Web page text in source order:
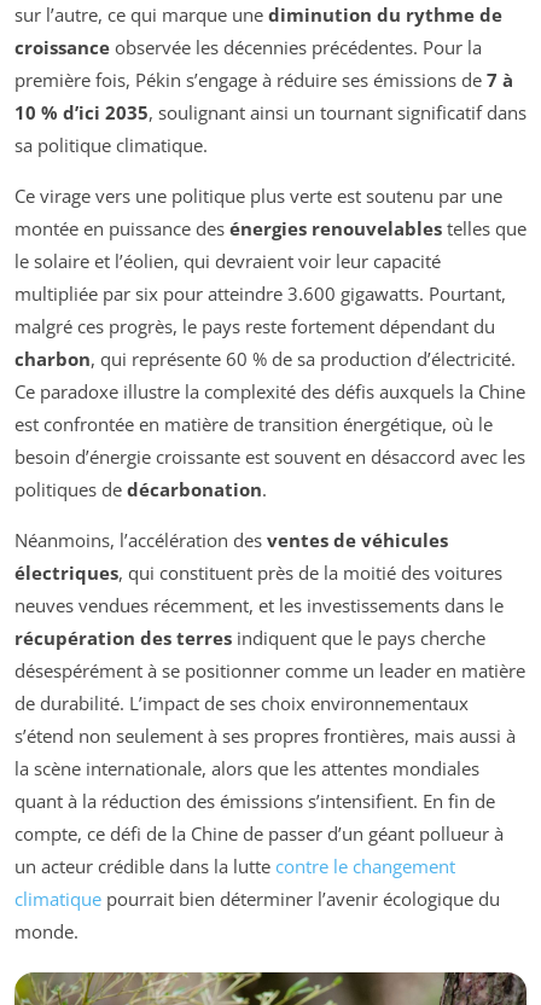
sur l’autre, ce qui marque une diminution du rythme de
croissance observée les décennies précédentes. Pour la
première fois, Pékin s’engage à réduire ses émissions de 7 à
10 % d’ici 2035, soulignant ainsi un tournant significatif dans
sa politique climatique.
Ce virage vers une politique plus verte est soutenu par une
montée en puissance des énergies renouvelables telles que
le solaire et l’éolien, qui devraient voir leur capacité
multipliée par six pour atteindre 3.600 gigawatts. Pourtant,
malgré ces progrès, le pays reste fortement dépendant du
charbon, qui représente 60 % de sa production d’électricité.
Ce paradoxe illustre la complexité des défis auxquels la Chine
est confrontée en matière de transition énergétique, où le
besoin d’énergie croissante est souvent en désaccord avec les
politiques de décarbonation.
Néanmoins, l’accélération des ventes de véhicules
électriques, qui constituent près de la moitié des voitures
neuves vendues récemment, et les investissements dans le
récupération des terres indiquent que le pays cherche
désespérément à se positionner comme un leader en matière
de durabilité. L’impact de ses choix environnementaux
s’étend non seulement à ses propres frontières, mais aussi à
la scène internationale, alors que les attentes mondiales
quant à la réduction des émissions s’intensifient. En fin de
compte, ce défi de la Chine de passer d’un géant pollueur à
un acteur crédible dans la lutte contre le changement
climatique pourrait bien déterminer l’avenir écologique du
monde.